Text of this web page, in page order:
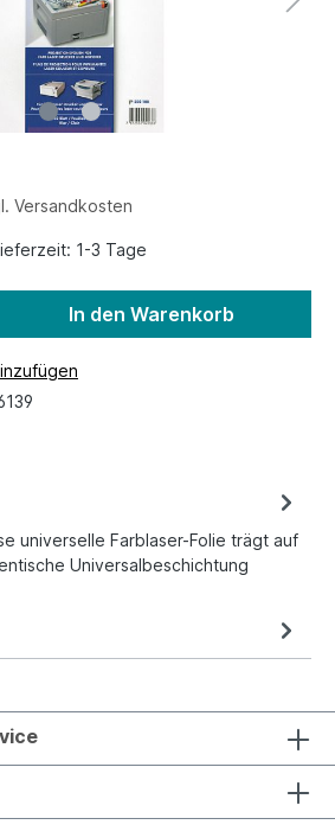
Versandkosten
1-3 Tage
In den Warenkorb
universelle Farblaser-Folie trägt auf
Universalbeschichtung